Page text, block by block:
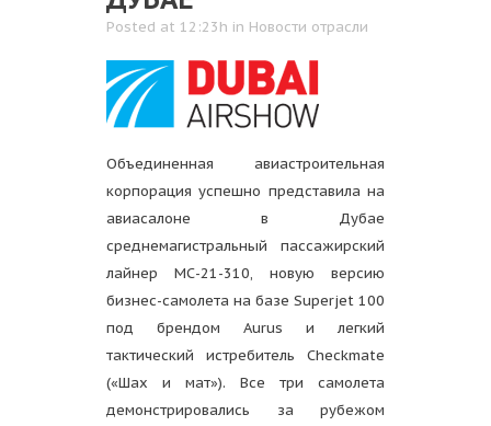
Posted at 12:23h in Новости отрасли
Объединенная авиастроительная
корпорация успешно представила на
авиасалоне в Дубае
среднемагистральный пассажирский
лайнер МС-21-310, новую версию
бизнес-самолета на базе Superjet 100
под брендом Aurus и легкий
тактический истребитель Checkmate
(«Шах и мат»). Все три самолета
демонстрировались за рубежом